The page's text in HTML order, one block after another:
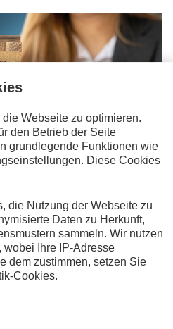
Studie in der
abgeschlossen
ersten MPM-Studie
sowohl im Einzel-
aufzubauen.
Webseite zu optimieren.
den Betrieb der Seite
grundlegende Funktionen wie
Diese Cookies
die Nutzung der Webseite zu
Daten zu Herkunft,
sammeln. Wir nutzen
wobei Ihre IP-Adresse
dem zustimmen, setzen Sie
Cookies.